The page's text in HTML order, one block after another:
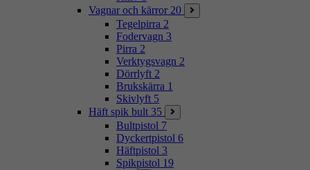
Vagnar och kärror 20
Tegelpirra 2
Fodervagn 3
Pirra 2
Verktygsvagn 2
Dörrlyft 2
Brukskärra 1
Skivlyft 5
Häft spik bult 35
Bultpistol 7
Dyckertpistol 6
Häftpistol 3
Spikpistol 19